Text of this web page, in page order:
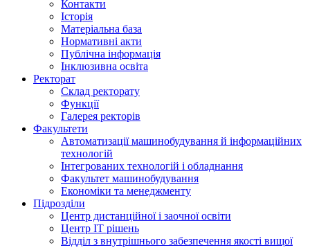
Контакти
Історія
Матеріальна база
Нормативні акти
Публічна інформація
Інклюзивна освіта
Ректорат
Склад ректорату
Функції
Галерея ректорів
Факультети
Автоматизації машинобудування й інформаційних
технологій
Інтегрованих технологій і обладнання
Факультет машинобудування
Економіки та менеджменту
Підрозділи
Центр дистанційної і заочної освіти
Центр ІТ рішень
Відділ з внутрішнього забезпечення якості вищої